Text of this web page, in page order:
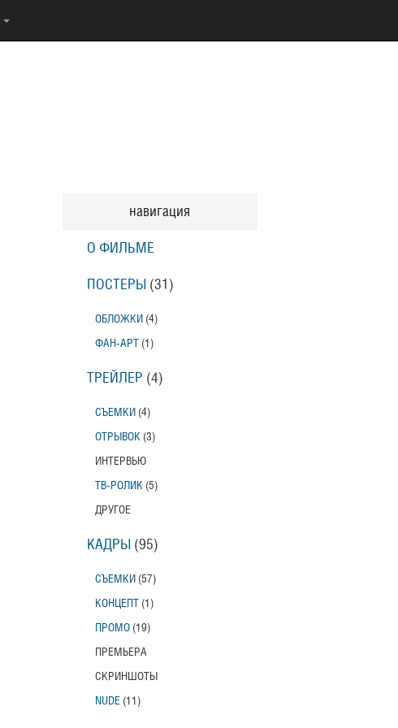
навигация
О ФИЛЬМЕ
ПОСТЕРЫ (31)
ОБЛОЖКИ (4)
ФАН-АРТ (1)
ТРЕЙЛЕР (4)
СЪЕМКИ (4)
ОТРЫВОК (3)
ИНТЕРВЬЮ
ТВ-РОЛИК (5)
ДРУГОЕ
КАДРЫ (95)
СЪЕМКИ (57)
КОНЦЕПТ (1)
ПРОМО (19)
ПРЕМЬЕРА
СКРИНШОТЫ
NUDE (11)